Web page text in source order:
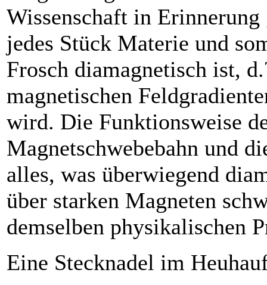
Wissenschaft in ­Erinnerung
jedes Stück Materie und
Frosch diamagnetisch ist,
magnetischen
wird. Die Funktionsweise
Magnetschwebebahn und
alles, was ­überwiegend
über starken Magneten
demselben­ ­physikalischen
Eine Stecknadel im